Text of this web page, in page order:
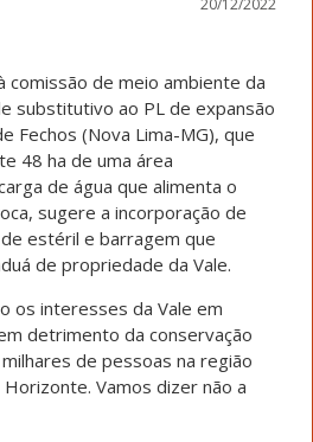
comissão de meio ambiente da
substitutivo ao PL de expansão
Fechos (Nova Lima-MG), que
48 ha de uma área
de água que alimenta o
sugere a incorporação de
estéril e barragem que
de propriedade da Vale.
os interesses da Vale em
detrimento da conservação
de pessoas na região
Vamos dizer não a